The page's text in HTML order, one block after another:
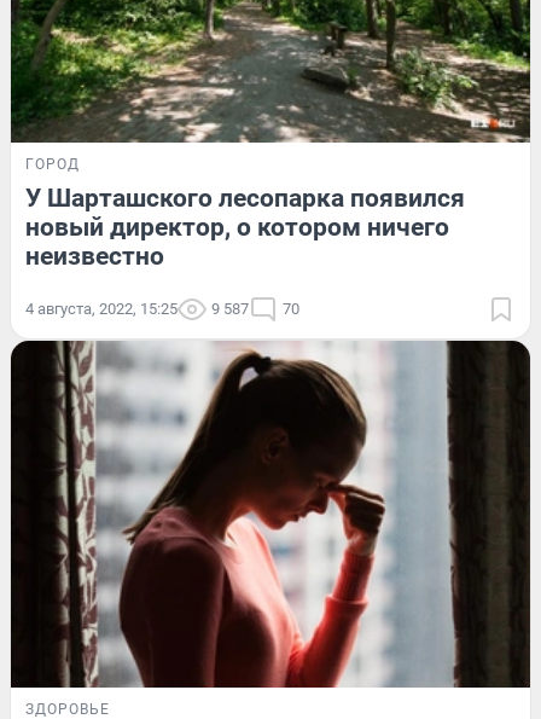
ГОРОД
У Шарташского лесопарка появился
новый директор, о котором ничего
неизвестно
4 августа, 2022, 15:25 9 587 70
ЗДОРОВЬЕ